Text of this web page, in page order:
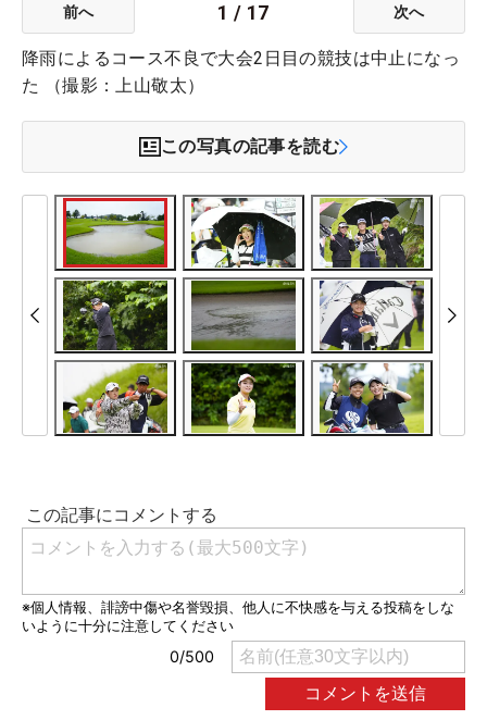
前へ 1 / 17 次へ
降雨によるコース不良で大会2日目の競技は中止になっ
た （撮影：上山敬太）
この写真の記事を読む